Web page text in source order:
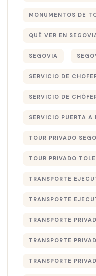
MONUMENTOS DE
QUÉ VER EN
SEGOVIA
SERVICIO DE
SERVICIO DE
SERVICIO PUERTA A
TOUR PRIVADO
TOUR PRIVADO
TRANSPORTE
TRANSPORTE
TRANSPORTE
TRANSPORTE
TRANSPORTE